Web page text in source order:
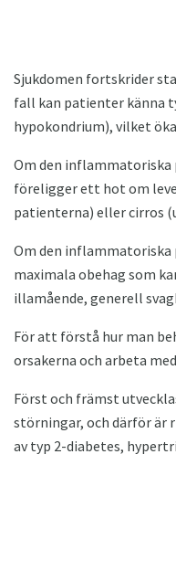
Sjukdomen fortskrider
fall kan patienter känna
hypokondrium), vilket
Om den inflammatoriska
föreligger ett hot om
patienterna) eller cirros
Om den inflammatoriska
maximala obehag som
illamående, generell
För att förstå hur man
orsakerna och arbeta
Först och främst
störningar, och därför är
av typ 2-diabetes,